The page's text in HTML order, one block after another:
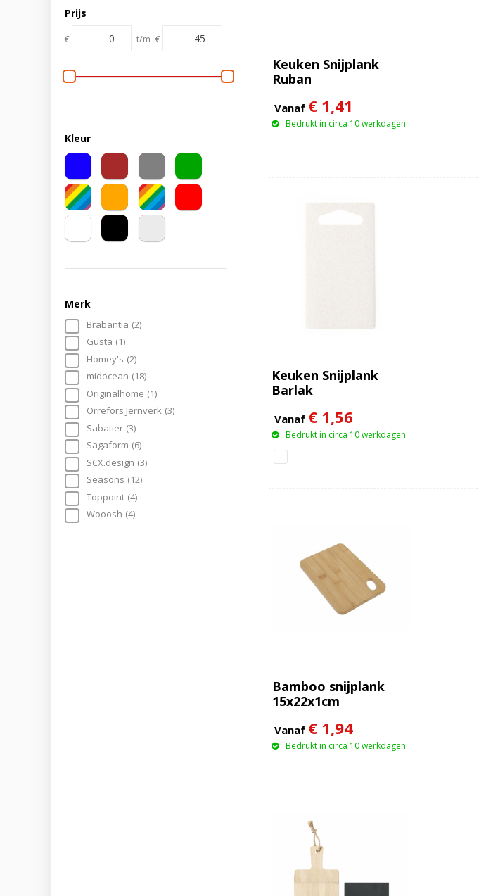
Prijs
€ t/m €
Kleur
Merk
Brabantia (2)
Gusta (1)
Homey's (2)
midocean (18)
Originalhome (1)
Orrefors Jernverk (3)
Sabatier (3)
Sagaform (6)
SCX.design (3)
Seasons (12)
Toppoint (4)
Wooosh (4)
Keuken Snijplank
Ruban
Vanaf € 1,41
Bedrukt in circa 10 werkdagen
Keuken Snijplank
Barlak
Vanaf € 1,56
Bedrukt in circa 10 werkdagen
Bamboo snijplank
15x22x1cm
Vanaf € 1,94
Bedrukt in circa 10 werkdagen